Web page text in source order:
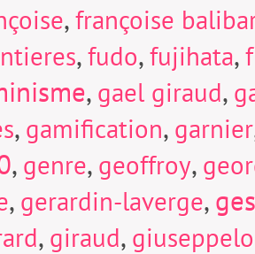
,françoise
,fudo,fujihata,
, gael giraud,
, gamification, garnier
, genre, geoffroy,
, gerardin-laverge,
, giraud,